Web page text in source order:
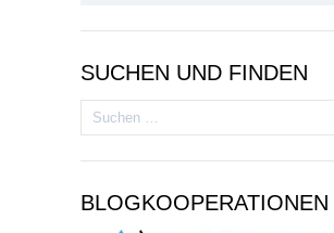
SUCHEN UND FINDEN
Suchen
nach:
BLOGKOOPERATIONEN